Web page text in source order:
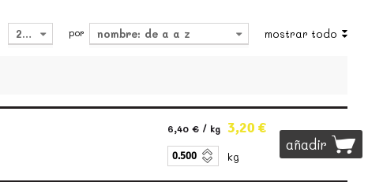
mostrar todo
por nombre: de a a z
24
6,40 € / kg 3,20 €
kg
añadir